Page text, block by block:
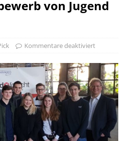
von Jugend
Kommentare deaktiviert